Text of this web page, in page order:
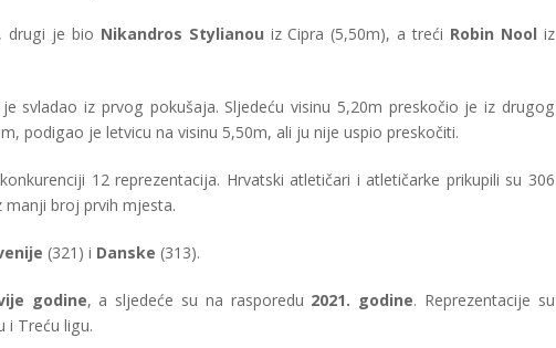
drugi je bio Nikandros Stylianou iz Cipra (5,50m), a treći Robin Nool iz
svladao iz prvog pokušaja. Sljedeću visinu 5,20m preskočio je iz drugog
podigao je letvicu na visinu 5,50m, ali ju nije uspio preskočiti.
12 reprezentacija. Hrvatski atletičari i atletičarke prikupili su 306
manji broj prvih mjesta.
(321) i Danske (313).
godine, a sljedeće su na rasporedu 2021. godine. Reprezentacije su
i Treću ligu.